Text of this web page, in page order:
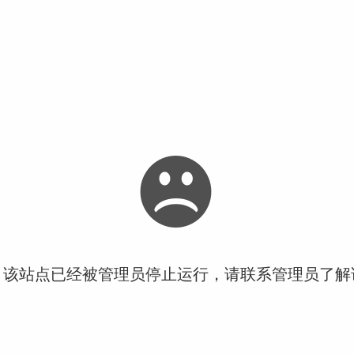
站点已经被管理员停止运行，请联系管理员了